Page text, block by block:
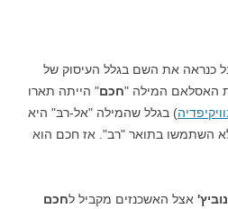
כנראה את השם בגלל העיסוק של
האסלאם המילה "חכם" הייתה תארו
) בגלל שהמילה "אל-רבּ" היא
השתמשו בתואר "רב". אז חכם הוא
אצל האשכנזים מקביל לחכם